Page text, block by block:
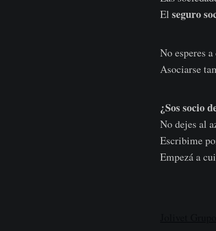
El seguro
No esperes
Asociarse
¿Sos socio
No dejes al
Escribime
Empezá a